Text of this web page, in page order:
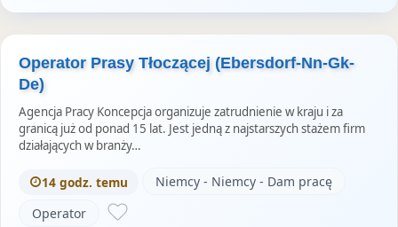
Operator Prasy Tłoczącej (Ebersdorf-Nn-Gk-
De)
Agencja Pracy Koncepcja organizuje zatrudnienie w kraju i za
granicą już od ponad 15 lat. Jest jedną z najstarszych stażem firm
działających w branży…
14 godz. temu
Niemcy - Niemcy - Dam pracę
Operator